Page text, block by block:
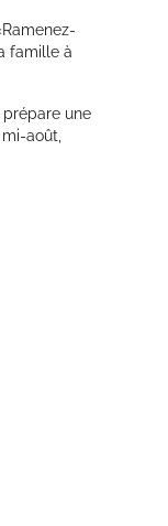
famille à
une
août,